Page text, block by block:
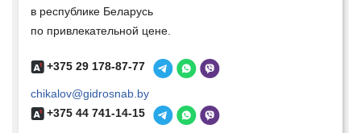
в республике Беларусь
по привлекательной цене.
+375 29 178-87-77
chikalov@gidrosnab.by
+375 44 741-14-15